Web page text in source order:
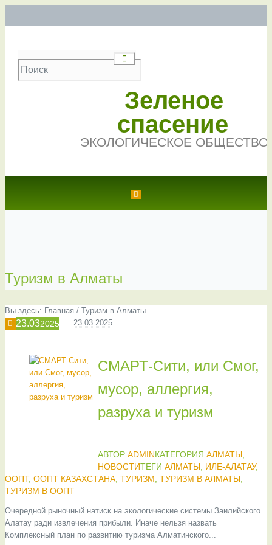
Зеленое
спасение
ЭКОЛОГИЧЕСКОЕ ОБЩЕСТВО
Туризм в Алматы
Вы здесь: Главная / Туризм в Алматы
23.032025 23.03.2025
СМАРТ-Сити, или Смог,
мусор, аллергия,
разруха и туризм
АВТОР ADMINКАТЕГОРИЯ АЛМАТЫ,
НОВОСТИТЕГИ АЛМАТЫ, ИЛЕ-АЛАТАУ,
ООПТ, ООПТ КАЗАХСТАНА ТУРИЗМ ТУРИЗМ В АЛМАТЫ
ТУРИЗМ В ООПТ
Очередной рыночный натиск на экологические системы Заилийского
Алатау ради извлечения прибыли. Иначе нельзя назвать
Комплексный план по развитию туризма Алматинского...